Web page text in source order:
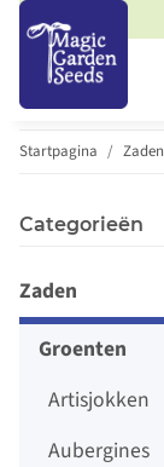
Startpagina Zaden
Categorieën
Zaden
Groenten
Artisjokken
Aubergines